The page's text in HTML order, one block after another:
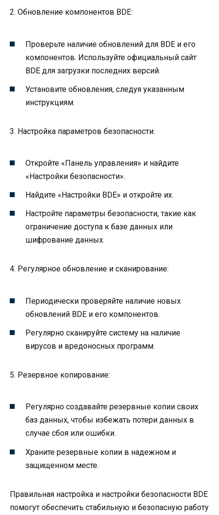
2. Обновление компонентов BDE:
Проверьте наличие обновлений для BDE и его
компонентов. Используйте официальный сайт
BDE для загрузки последних версий.
Установите обновления, следуя указанным
инструкциям.
3. Настройка параметров безопасности:
Откройте «Панель управления» и найдите
«Настройки безопасности».
Найдите «Настройки BDE» и откройте их.
Настройте параметры безопасности, такие как
ограничение доступа к базе данных или
шифрование данных.
4. Регулярное обновление и сканирование:
Периодически проверяйте наличие новых
обновлений BDE и его компонентов.
Регулярно сканируйте систему на наличие
вирусов и вредоносных программ.
5. Резервное копирование:
Регулярно создавайте резервные копии своих
баз данных, чтобы избежать потери данных в
случае сбоя или ошибки.
Храните резервные копии в надежном и
защищенном месте.
Правильная настройка и настройки безопасности BDE
помогут обеспечить стабильную и безопасную работу